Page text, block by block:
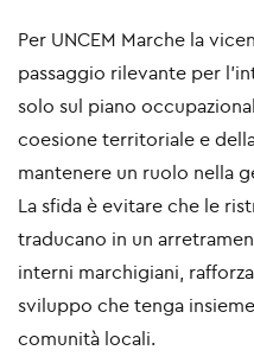
Per UNCEM Marche la
passaggio rilevante per
solo sul piano
coesione territoriale e
mantenere un ruolo nella
La sfida è evitare che le
traducano in un
interni marchigiani,
sviluppo che tenga
comunità locali.